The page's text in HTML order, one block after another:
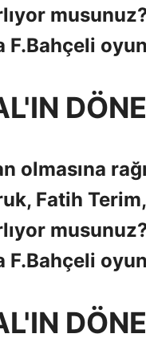
olmasına
Fatih